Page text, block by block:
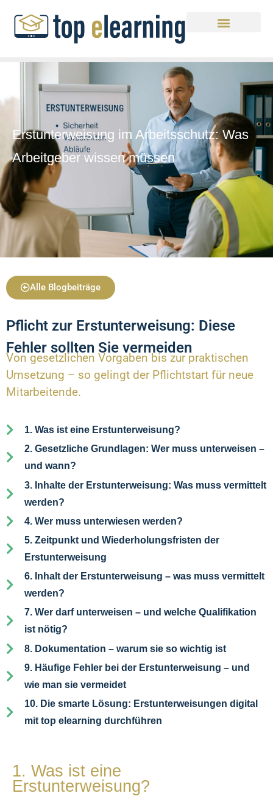
Erstunterweisung im Arbeitsschutz: Was
Arbeitgeber wissen müssen
Alle Blogbeiträge
Pflicht zur Erstunterweisung: Diese
Fehler sollten Sie vermeiden
Von gesetzlichen Vorgaben bis zur praktischen
Umsetzung – so gelingt der Pflichtstart für neue
Mitarbeitende.
1. Was ist eine Erstunterweisung?
2. Gesetzliche Grundlagen: Wer muss unterweisen –
und wann?
3. Inhalte der Erstunterweisung: Was muss vermittelt
werden?
4. Wer muss unterwiesen werden?
5. Zeitpunkt und Wiederholungsfristen der
Erstunterweisung
6. Inhalt der Erstunterweisung – was muss vermittelt
werden?
7. Wer darf unterweisen – und welche Qualifikation
ist nötig?
8. Dokumentation – warum sie so wichtig ist
9. Häufige Fehler bei der Erstunterweisung – und
wie man sie vermeidet
10. Die smarte Lösung: Erstunterweisungen digital
mit top elearning durchführen
1. Was ist eine
Erstunterweisung?